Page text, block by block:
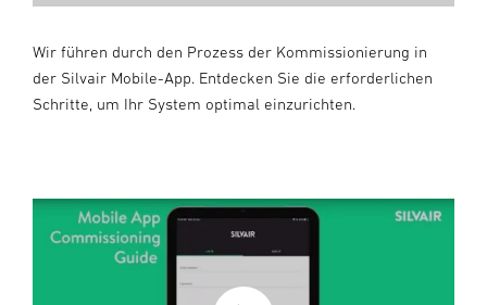
Wir führen durch den Prozess der Kommissionierung in
der Silvair Mobile-App. Entdecken Sie die erforderlichen
Schritte, um Ihr System optimal einzurichten.